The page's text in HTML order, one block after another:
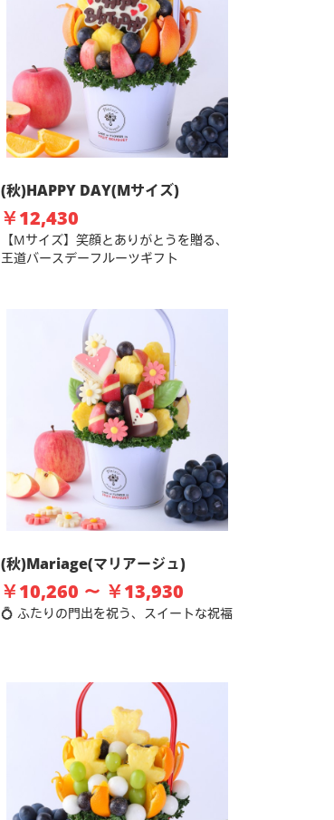
(秋)HAPPY DAY(Mサイズ)
￥12,430
【Mサイズ】笑顔とありがとうを贈る、
王道バースデーフルーツギフト
(秋)Mariage(マリアージュ)
￥10,260 ～ ￥13,930
💍 ふたりの門出を祝う、スイートな祝福